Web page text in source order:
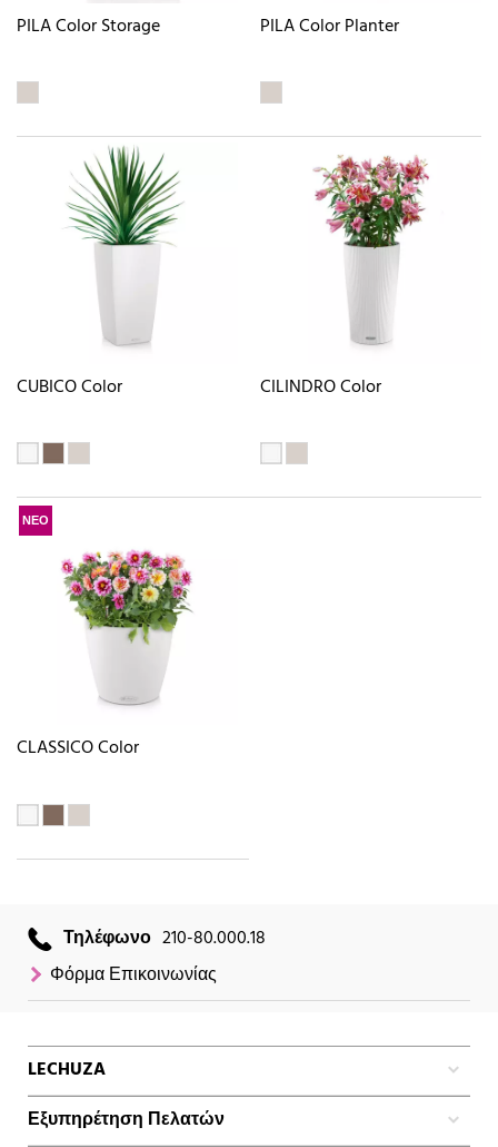
PILA Color Storage PILA Color Planter
CUBICO Color CILINDRO Color
ΝΕΟ
CLASSICO Color
Τηλέφωνο 210-80.000.18
Φόρμα Επικοινωνίας
LECHUZA
Εξυπηρέτηση Πελατών